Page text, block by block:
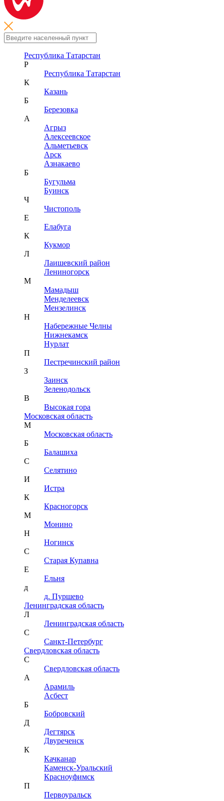
Республика Татарстан
Р
Республика Татарстан
К
Казань
Б
Березовка
А
Агрыз
Алексеевское
Альметьевск
Арск
Азнакаево
Б
Бугульма
Буинск
Ч
Чистополь
Е
Елабуга
К
Кукмор
Л
Лаишевский район
Лениногорск
М
Мамадыш
Менделеевск
Мензелинск
Н
Набережные Челны
Нижнекамск
Нурлат
П
Пестречинский район
З
Заинск
Зеленодольск
В
Высокая гора
Московская область
М
Московская область
Б
Балашиха
С
Селятино
И
Истра
К
Красногорск
М
Монино
Н
Ногинск
С
Старая Купавна
Е
Ельня
д
д. Пуршево
Ленинградская область
Л
Ленинградская область
С
Санкт-Петербург
Свердловская область
С
Свердловская область
А
Арамиль
Асбест
Б
Бобровский
Д
Дегтярск
Двуреченск
К
Качканар
Каменск-Уральский
Красноуфимск
П
Первоуральск